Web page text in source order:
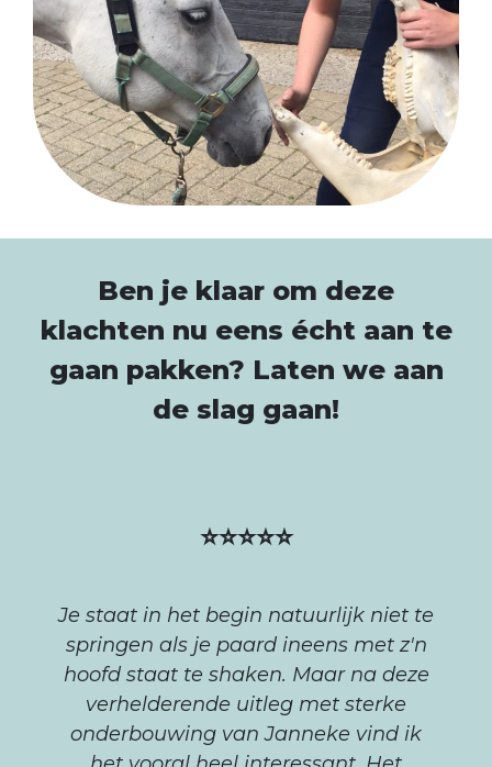
Ben je klaar om deze
klachten nu eens écht aan te
gaan pakken? Laten we aan
de slag gaan!
⭐⭐⭐⭐⭐
Je staat in het begin natuurlijk niet te
springen als je paard ineens met z'n
hoofd staat te shaken. Maar na deze
verhelderende uitleg met sterke
onderbouwing van Janneke vind ik